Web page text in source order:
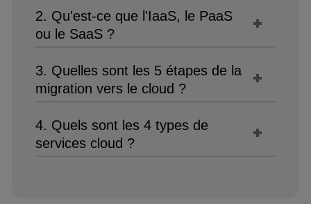
2. Qu'est-ce que l'IaaS, le PaaS
ou le SaaS ?
3. Quelles sont les 5 étapes de la
migration vers le cloud ?
4. Quels sont les 4 types de
services cloud ?